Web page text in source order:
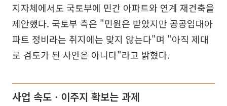
지자체에서도 국토부에 민간 아파트와 연계 재건축을
제안했다. 국토부 측은 "민원은 받았지만 공공임대아
파트 정비라는 취지에는 맞지 않는다"며 "아직 제대
로 검토가 된 사안은 아니다"라고 밝혔다.
사업 속도ㆍ이주지 확보는 과제